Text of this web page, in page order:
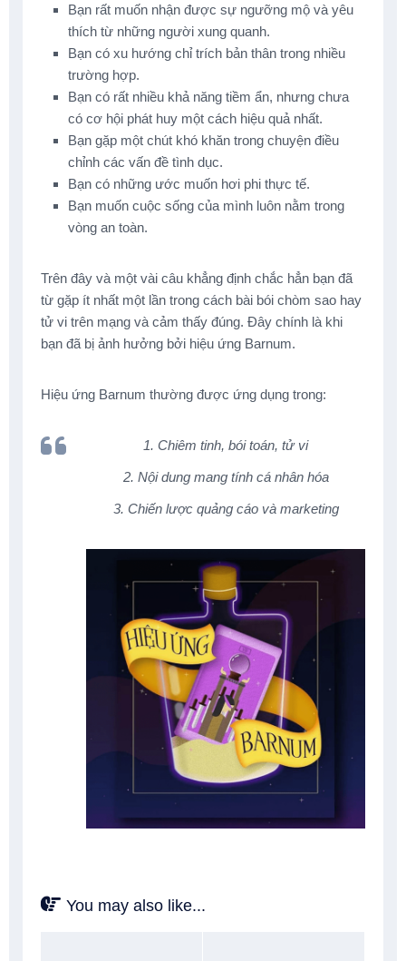
Bạn rất muốn nhận được sự ngưỡng mộ và yêu
thích từ những người xung quanh.
Bạn có xu hướng chỉ trích bản thân trong nhiều
trường hợp.
Bạn có rất nhiều khả năng tiềm ẩn, nhưng chưa
có cơ hội phát huy một cách hiệu quả nhất.
Bạn gặp một chút khó khăn trong chuyện điều
chỉnh các vấn đề tình dục.
Bạn có những ước muốn hơi phi thực tế.
Bạn muốn cuộc sống của mình luôn nằm trong
vòng an toàn.
Trên đây và một vài câu khẳng định chắc hẳn bạn đã
từ gặp ít nhất một lần trong cách bài bói chòm sao hay
tử vi trên mạng và cảm thấy đúng. Đây chính là khi
bạn đã bị ảnh hưởng bởi hiệu ứng Barnum.
Hiệu ứng Barnum thường được ứng dụng trong:
1. Chiêm tinh, bói toán, tử vi
2. Nội dung mang tính cá nhân hóa
3. Chiến lược quảng cáo và marketing
You may also like...